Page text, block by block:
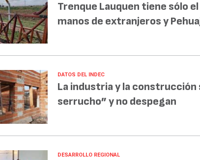
Trenque Lauquen tiene sólo
manos de extranjeros y
DATOS DEL INDEC
La industria y la construcción
serrucho” y no despegan
DESARROLLO REGIONAL